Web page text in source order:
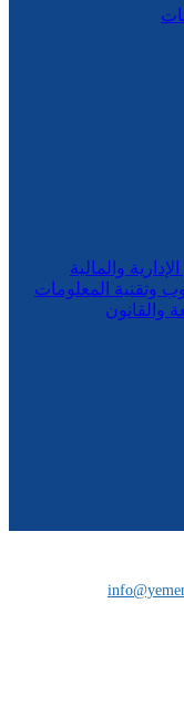
والمالية
وتقنية المعلومات
والقانون